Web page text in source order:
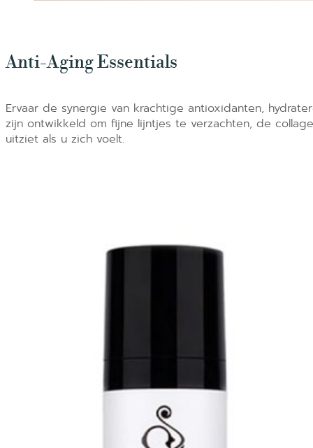
Anti-Aging Essentials
Ervaar de synergie van krachtige antioxidanten,
zijn ontwikkeld om fijne lijntjes te verzachten, de
uitziet als u zich voelt.